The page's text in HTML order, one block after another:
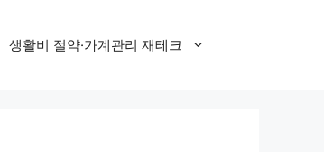
생활비 절약·가계관리 재테크